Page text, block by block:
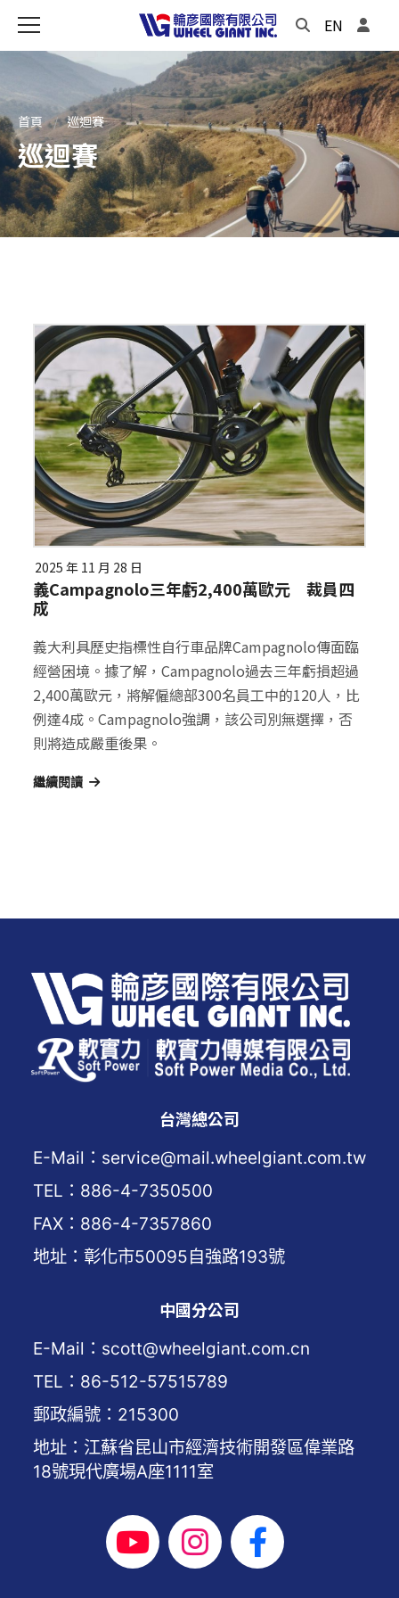
EN
首頁 巡迴賽
巡迴賽
2025 年 11 月 28 日
義Campagnolo三年虧2,400萬歐元 裁員四
成
義大利具歷史指標性自行車品牌Campagnolo傳面臨
經營困境。據了解，Campagnolo過去三年虧損超過
2,400萬歐元，將解僱總部300名員工中的120人，比
例達4成。Campagnolo強調，該公司別無選擇，否
則將造成嚴重後果。
繼續閱讀
台灣總公司
E-Mail：service@mail.wheelgiant.com.tw
TEL：886-4-7350500
FAX：886-4-7357860
地址：彰化市50095自強路193號
中國分公司
E-Mail：scott@wheelgiant.com.cn
TEL：86-512-57515789
郵政編號：215300
地址：江蘇省昆山市經濟技術開發區偉業路
18號現代廣場A座1111室